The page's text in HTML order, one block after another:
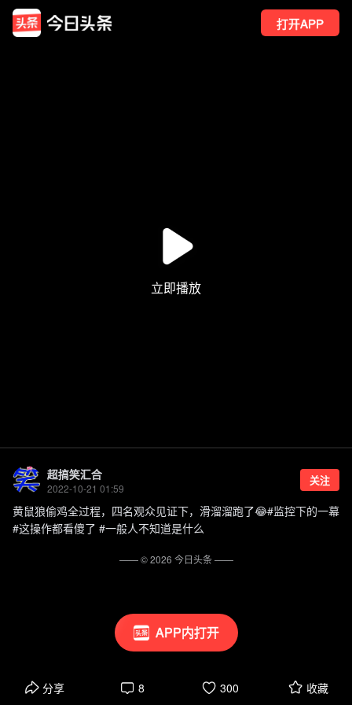
打开APP
APP内打开
超搞笑汇合
2022-10-21 01:59
关注
黄鼠狼偷鸡全过程，四名观众见证下，滑溜溜跑了😂#监控下的一幕
#这操作都看傻了 #一般人不知道是什么
分享 8 300 收藏
—— ©2026 今日头条——